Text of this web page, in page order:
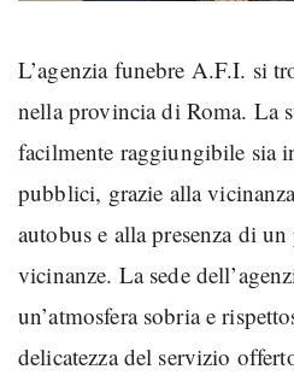
L’agenzia funebre A.F.I. si
nella provincia di Roma. La
facilmente raggiungibile sia
pubblici, grazie alla
autobus e alla presenza di
vicinanze. La sede
un’atmosfera sobria e
delicatezza del servizio